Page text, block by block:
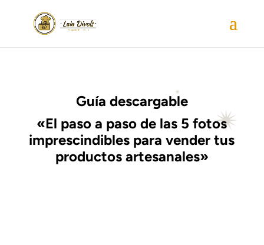
Guía descargable
«El paso a paso de las 5 fotos
imprescindibles para vender tus
productos artesanales»